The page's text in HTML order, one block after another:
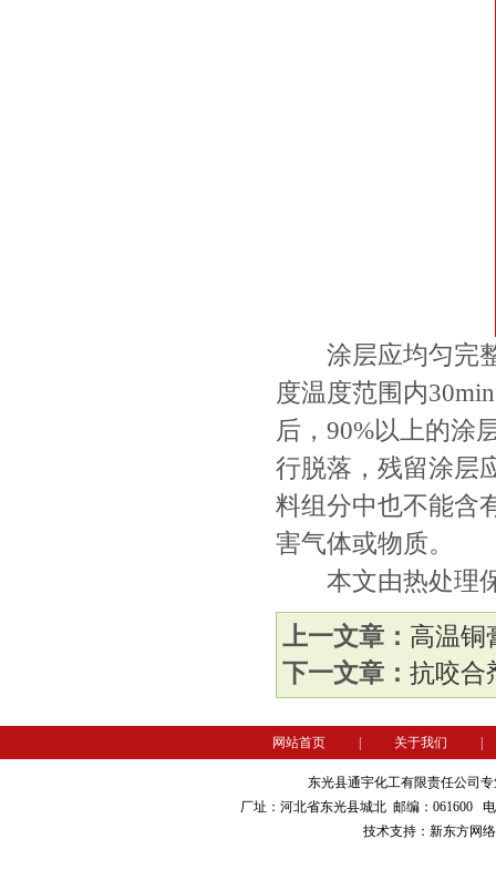
涂层应均匀完整
度温度范围内
后，90%以上的涂
行脱落，残留涂层
料组分中也不能含
害气体或物质。
本文由热处理保
上一文章： 高温铜
下一文章： 抗咬合
网站首页 关于我们
东光县通宇化工有限责任公司
厂址：河北省东光县城北 邮编：061600 电
技术支持：新东方网